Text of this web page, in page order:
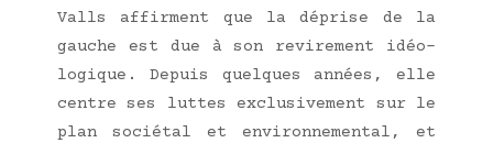
Valls affirment que la déprise de la
gauche est due à son revi­re­ment idéo­
lo­gique. Depuis quelques années, elle
centre ses luttes exclu­si­ve­ment sur le
plan socié­tal et envi­ron­ne­men­tal, et